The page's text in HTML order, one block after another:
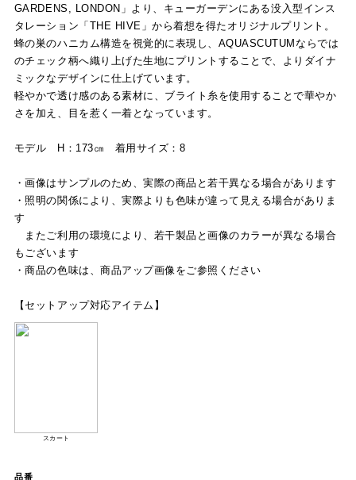
GARDENS, LONDON」より、キューガーデンにある没入型インス
タレーション「THE HIVE」から着想を得たオリジナルプリント。
蜂の巣のハニカム構造を視覚的に表現し、AQUASCUTUMならでは
のチェック柄へ織り上げた生地にプリントすることで、よりダイナ
ミックなデザインに仕上げています。
軽やかで透け感のある素材に、ブライト糸を使用することで華やか
さを加え、目を惹く一着となっています。
モデル H：173㎝ 着用サイズ：8
・画像はサンプルのため、実際の商品と若干異なる場合があります
・照明の関係により、実際よりも色味が違って見える場合がありま
す
またご利用の環境により、若干製品と画像のカラーが異なる場合
もございます
・商品の色味は、商品アップ画像をご参照ください
【セットアップ対応アイテム】
スカート
品番